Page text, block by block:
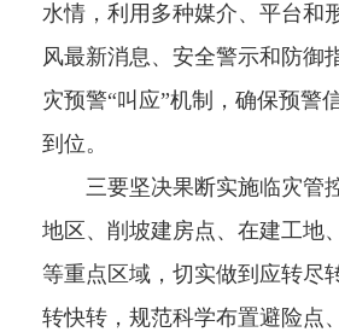
水情，利用多种媒介、平台和
风最新消息、安全警示和防御
灾预警“叫应”机制，确保预警
到位。
三要坚决果断实施临灾管
地区、削坡建房点、在建工地
等重点区域，切实做到应转尽
转快转，规范科学布置避险点